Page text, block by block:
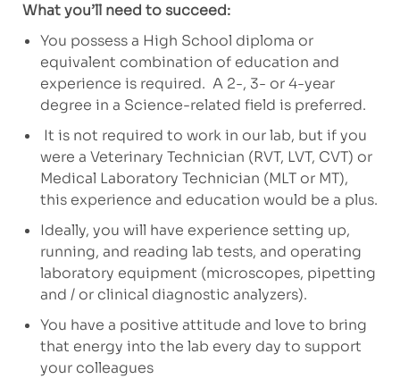
What you’ll need to succeed:
You possess a High School diploma or
equivalent combination of education and
experience is required. A 2-, 3- or 4-year
degree in a Science-related field is preferred.
It is not required to work in our lab, but if you
were a Veterinary Technician (RVT, LVT, CVT) or
Medical Laboratory Technician (MLT or MT),
this experience and education would be a plus.
Ideally, you will have experience setting up,
running, and reading lab tests, and operating
laboratory equipment (microscopes, pipetting
and / or clinical diagnostic analyzers).
You have a positive attitude and love to bring
that energy into the lab every day to support
your colleagues